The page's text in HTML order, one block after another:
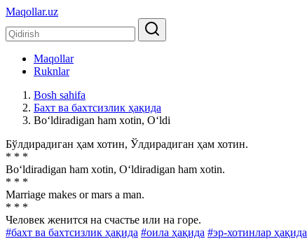
Maqollar.uz
Maqollar
Ruknlar
Bosh sahifa
Бахт ва бахтсизлик ҳақида
Bo‘ldiradigan ham xotin, O‘ldi
Бўлдирадиган ҳам хотин, Ўлдирадиган ҳам хотин.
* * *
Bo‘ldiradigan ham xotin, O‘ldiradigan ham xotin.
* * *
Marriage makes or mars a man.
* * *
Человек женится на счастье или на горе.
#бахт ва бахтсизлик ҳақида #оила ҳақида #эр-хотинлар ҳақида